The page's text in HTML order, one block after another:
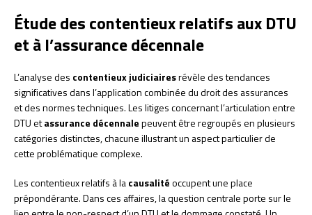
Étude des contentieux relatifs aux DTU
et à l’assurance décennale
L’analyse des contentieux judiciairesrévèle des tendances
significatives dans l’application combinée du droit des assurances
et des normes techniques. Les litiges concernant l’articulation entre
DTU etassurance décennalepeuvent être regroupés en plusieurs
catégories distinctes, chacune illustrant un aspect particulier de
cette problématique complexe.
Les contentieux relatifs à lacausalitéoccupent une place
prépondérante. Dans ces affaires, la question centrale porte sur le